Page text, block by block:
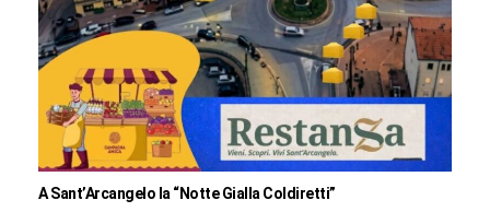
A Sant’Arcangelo la “Notte Gialla Coldiretti”